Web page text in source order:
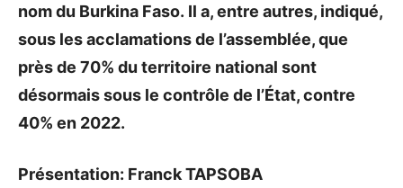
nom du Burkina Faso. Il a, entre autres, indiqué,
sous les acclamations de l’assemblée, que
près de 70% du territoire national sont
désormais sous le contrôle de l’État, contre
40% en 2022.
Présentation: Franck TAPSOBA